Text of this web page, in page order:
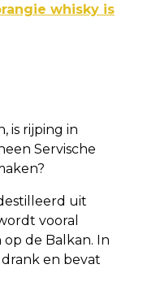
whisky is
is rijping in
Servische
uit
vooral
de Balkan. In
drank en bevat